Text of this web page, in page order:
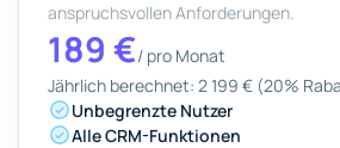
anspruchsvollen Anforderungen.
189 €/ pro Monat
Jährlich berechnet: 2 199 € (20%
Unbegrenzte Nutzer
Alle CRM-Funktionen